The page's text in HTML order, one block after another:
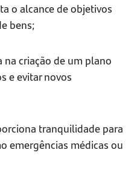
o alcance de objetivos
bens;
na criação de um plano
e evitar novos
tranquilidade para
emergências médicas ou